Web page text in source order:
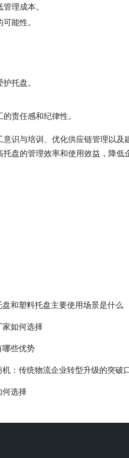
理成本。
能性。
托盘。
责任感和纪律性。
识与培训、优化供应链管理以及
盘的管理效率和使用效益，降低
和塑料托盘主要使用场景是什么
如何选择
哪些优势
：传统物流企业转型升级的突破
何选择